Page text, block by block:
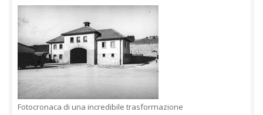
Fotocronaca di una incredibile trasformazione